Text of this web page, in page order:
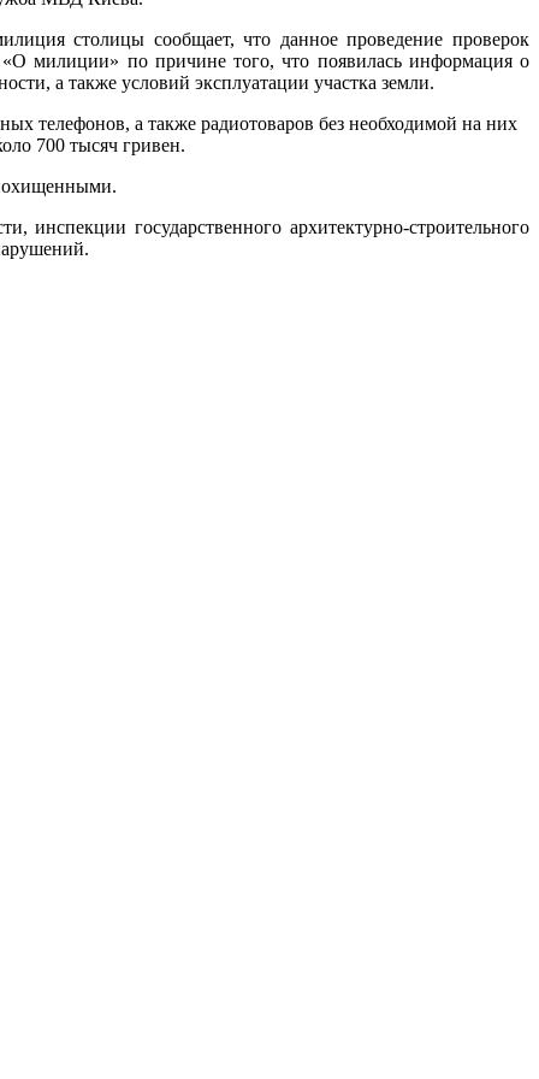
столицы сообщает, что данное проведение проверок
«О милиции» по причине того, что появилась информация о
а также условий эксплуатации участка земли.
телефонов, а также радиотоваров без необходимой на них
700 тысяч гривен.
инспекции государственного архитектурно-строительного